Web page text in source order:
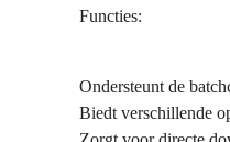
Functies:
Ondersteunt de
Biedt verschillende